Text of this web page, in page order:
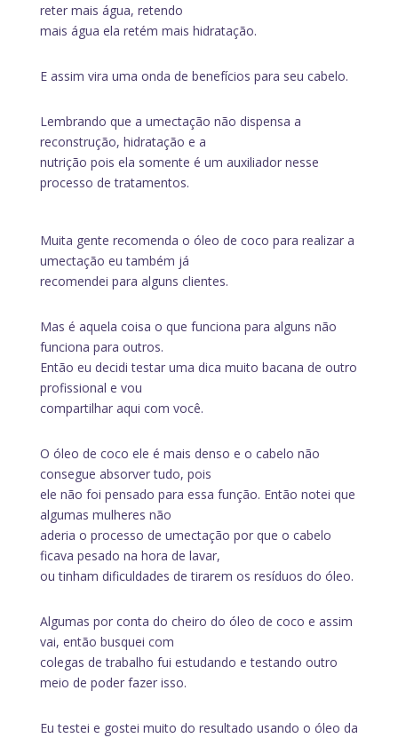
reter mais água, retendo
mais água ela retém mais hidratação.
E assim vira uma onda de benefícios para seu cabelo.
Lembrando que a umectação não dispensa a
reconstrução, hidratação e a
nutrição pois ela somente é um auxiliador nesse
processo de tratamentos.
Muita gente recomenda o óleo de coco para realizar a
umectação eu também já
recomendei para alguns clientes.
Mas é aquela coisa o que funciona para alguns não
funciona para outros.
Então eu decidi testar uma dica muito bacana de outro
profissional e vou
compartilhar aqui com você.
O óleo de coco ele é mais denso e o cabelo não
consegue absorver tudo, pois
ele não foi pensado para essa função. Então notei que
algumas mulheres não
aderia o processo de umectação por que o cabelo
ficava pesado na hora de lavar,
ou tinham dificuldades de tirarem os resíduos do óleo.
Algumas por conta do cheiro do óleo de coco e assim
vai, então busquei com
colegas de trabalho fui estudando e testando outro
meio de poder fazer isso.
Eu testei e gostei muito do resultado usando o óleo da